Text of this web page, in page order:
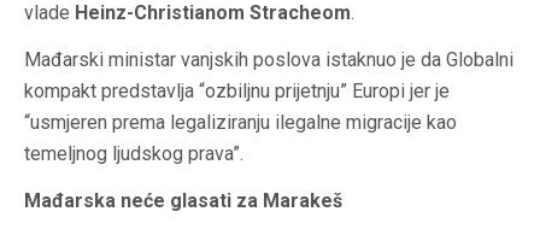
vlade Heinz-Christianom Stracheom.
Mađarski ministar vanjskih poslova istaknuo je da Globalni
kompakt predstavlja “ozbiljnu prijetnju” Europi jer je
“usmjeren prema legaliziranju ilegalne migracije kao
temeljnog ljudskog prava”.
Mađarska neće glasati za Marakeš